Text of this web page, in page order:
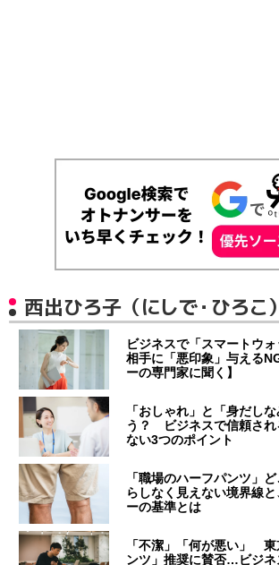
西出ひろ子（にしで・ひろ
ビジネスで「スマートウ
相手に「悪印象」与える
ーの専門家に聞く】
「おしゃれ」と「身だし
う？ ビジネスで信頼され
ない3つのポイント
「職場のハーフパンツ」
らしなく見えない境界線
ーの基準とは
「不潔」「何が悪い」
ンツ」推奨に賛否…ビジネ